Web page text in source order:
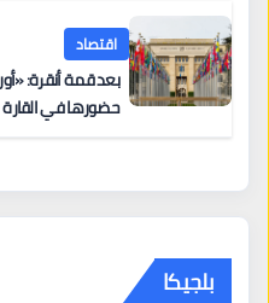
اقتصاد
بعد قمة أنقرة:
حضورها في القارة
بلجيكا